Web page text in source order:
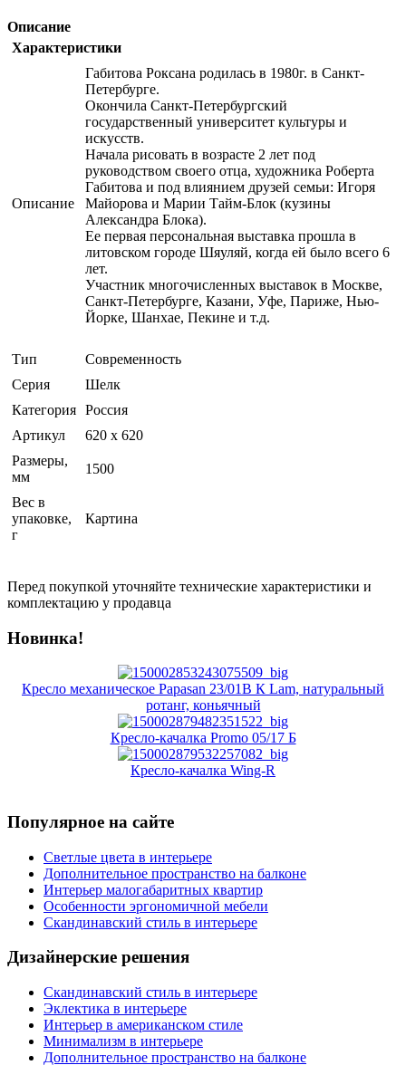
Описание
Характеристики
Описание
Габитова Роксана родилась в 1980г. в Санкт-
Петербурге.
Окончила Санкт-Петербургский
государственный университет культуры и
искусств.
Начала рисовать в возрасте 2 лет под
руководством своего отца, художника Роберта
Габитова и под влиянием друзей семьи: Игоря
Майорова и Марии Тайм-Блок (кузины
Александра Блока).
Ее первая персональная выставка прошла в
литовском городе Шяуляй, когда ей было всего 6
лет.
Участник многочисленных выставок в Москве,
Санкт-Петербурге, Казани, Уфе, Париже, Нью-
Йорке, Шанхае, Пекине и т.д.
Тип
Современность
Серия
Шелк
Категория Россия
Артикул
620 х 620
Размеры,
мм
1500
Вес в
упаковке,
г
Картина
Перед покупкой уточняйте технические характеристики и
комплектацию у продавца
Новинка!
Кресло механическое Papasan 23/01В К Lam, натуральный
ротанг, коньячный
Кресло-качалка Promo 05/17 Б
Кресло-качалка Wing-R
Популярное на сайте
Светлые цвета в интерьере
Дополнительное пространство на балконе
Интерьер малогабаритных квартир
Особенности эргономичной мебели
Скандинавский стиль в интерьере
Дизайнерские решения
Скандинавский стиль в интерьере
Эклектика в интерьере
Интерьер в американском стиле
Минимализм в интерьере
Дополнительное пространство на балконе